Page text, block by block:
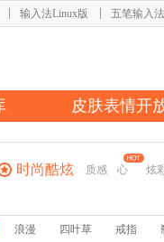
输入法Linux版 五笔输入法
皮肤表情开
时尚酷炫 质感 心 炫
浪漫 四叶草 戒指